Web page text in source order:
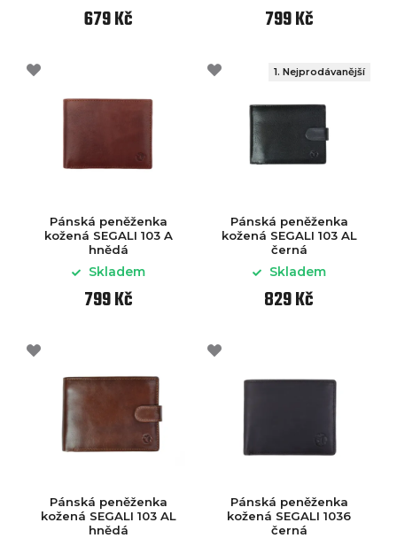
679 Kč 799 Kč
Pánská peněženka
kožená SEGALI 103 A
hnědá
Skladem
799 Kč
1. Nejprodávanější
Pánská peněženka
kožená SEGALI 103 AL
černá
Skladem
829 Kč
Pánská peněženka
kožená SEGALI 103 AL
hnědá
Pánská peněženka
kožená SEGALI 1036
černá